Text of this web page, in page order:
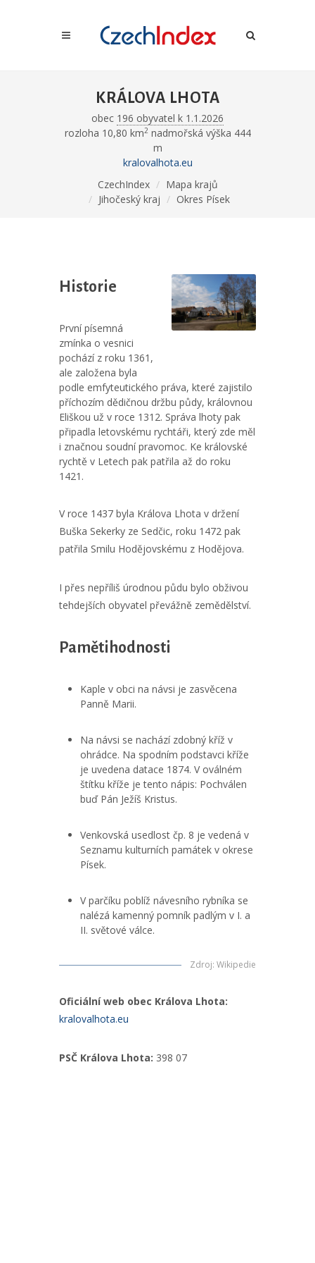
KRÁLOVA LHOTA
obec 196 obyvatel k 1.1.2026
rozloha 10,80 km2nadmořská výška 444
m
kralovalhota.eu
CzechIndex
Mapa krajů
Jihočeský kraj
Okres Písek
Historie
První písemná
zmínka o vesnici
pochází z roku 1361,
ale založena byla
podle emfyteutického práva, které zajistilo
příchozím dědičnou držbu půdy, královnou
Eliškou už v roce 1312. Správa lhoty pak
připadla letovskému rychtáři, který zde měl
i značnou soudní pravomoc. Ke královské
rychtě v Letech pak patřila až do roku
1421.
V roce 1437 byla Králova Lhota v držení
Buška Sekerky ze Sedčic, roku 1472 pak
patřila Smilu Hodějovskému z Hodějova.
I přes nepříliš úrodnou půdu bylo obživou
tehdejších obyvatel převážně zemědělství.
Pamětihodnosti
Kaple v obci na návsi je zasvěcena
Panně Marii.
Na návsi se nachází zdobný kříž v
ohrádce. Na spodním podstavci kříže
je uvedena datace 1874. V oválném
štítku kříže je tento nápis: Pochválen
buď Pán Ježíš Kristus.
Venkovská usedlost čp. 8 je vedená v
Seznamu kulturních památek v okrese
Písek.
V parčíku poblíž návesního rybníka se
nalézá kamenný pomník padlým v I. a
II. světové válce.
Zdroj: Wikipedie
Oficiální web obec Králova Lhota:
kralovalhota.eu
PSČ Králova Lhota: 398 07